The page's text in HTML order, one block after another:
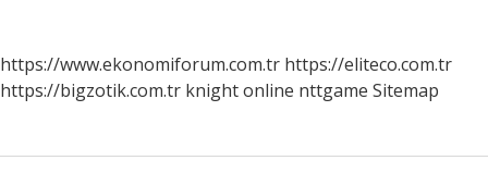
https://www.ekonomiforum.com.tr https://eliteco.com.tr
https://bigzotik.com.tr knight online nttgame Sitemap